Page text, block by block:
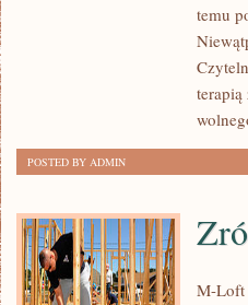
temu
POSTED BY ADMIN
M-Loft